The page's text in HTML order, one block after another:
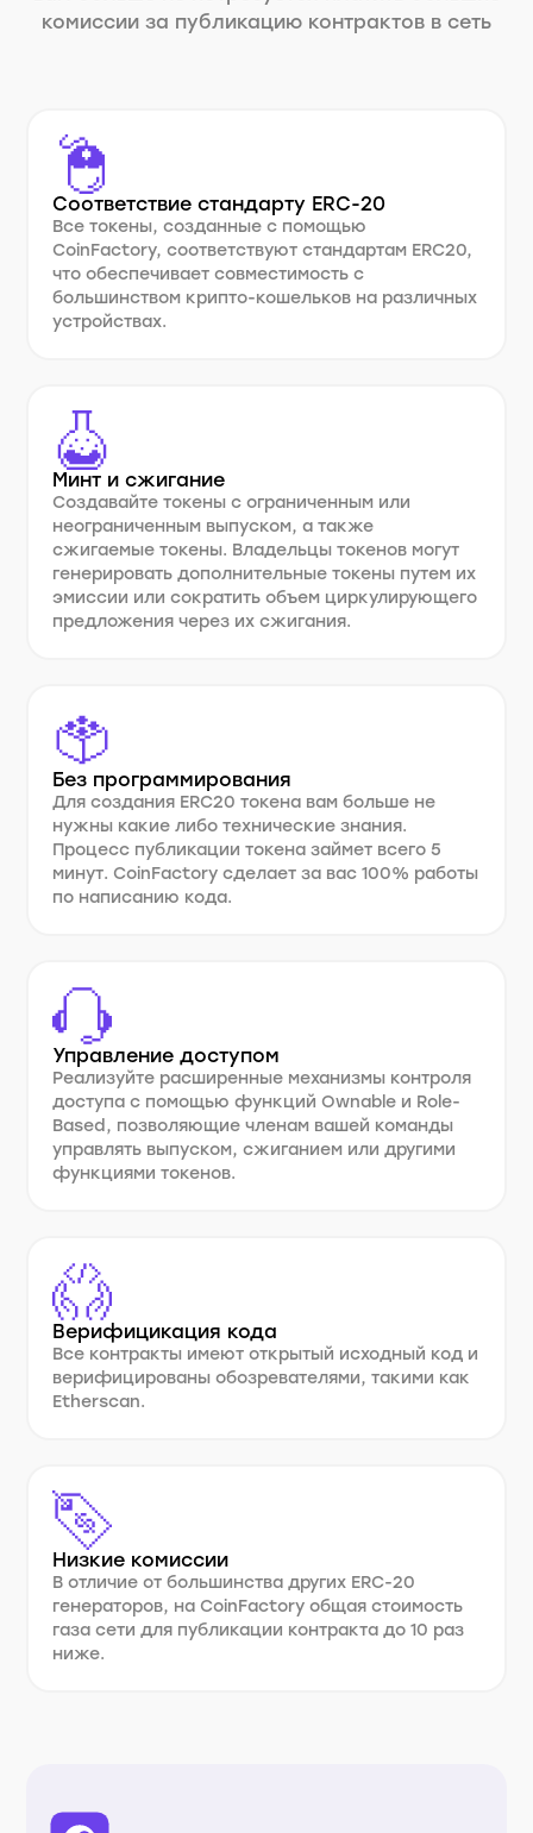
комиссии за публикацию контрактов в сеть
Соответствие стандарту ERC-20
Все токены, созданные с помощью
CoinFactory, соответствуют стандартам ERC20,
что обеспечивает совместимость с
большинством крипто-кошельков на различных
устройствах.
Минт и сжигание
Создавайте токены с ограниченным или
неограниченным выпуском, а также
сжигаемые токены. Владельцы токенов могут
генерировать дополнительные токены путем их
эмиссии или сократить объем циркулирующего
предложения через их сжигания.
Без программирования
Для создания ERC20 токена вам больше не
нужны какие либо технические знания.
Процесс публикации токена займет всего 5
минут. CoinFactory сделает за вас 100% работы
по написанию кода.
Управление доступом
Реализуйте расширенные механизмы контроля
доступа с помощью функций Ownable и Role-
Based, позволяющие членам вашей команды
управлять выпуском, сжиганием или другими
функциями токенов.
Верифицикация кода
Все контракты имеют открытый исходный код и
верифицированы обозревателями, такими как
Etherscan.
Низкие комиссии
В отличие от большинства других ERC-20
генераторов, на CoinFactory общая стоимость
газа сети для публикации контракта до 10 раз
ниже.